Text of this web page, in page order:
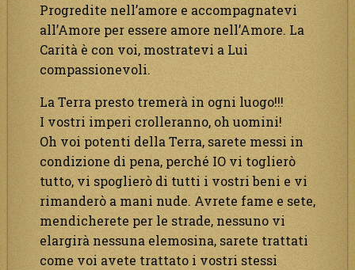
Progredite nell’amore e accompagnatevi
all’Amore per essere amore nell’Amore. La
Carità è con voi, mostratevi a Lui
compassionevoli.
La Terra presto tremerà in ogni luogo!!!
I vostri imperi crolleranno, oh uomini!
Oh voi potenti della Terra, sarete messi in
condizione di pena, perché IO vi toglierò
tutto, vi spoglierò di tutti i vostri beni e vi
rimanderò a mani nude. Avrete fame e sete,
mendicherete per le strade, nessuno vi
elargirà nessuna elemosina, sarete trattati
come voi avete trattato i vostri stessi